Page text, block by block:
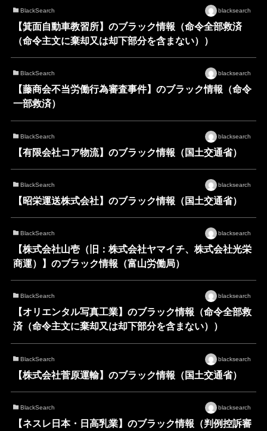
BlackSearch blacksearch
【箕面自動車教習所】のブラック情報（命令全部救済
（命令主文に棄却又は却下部分を含まない））
BlackSearch blacksearch
【藤商会不当労働行為審査事件】のブラック情報（命令
一部救済）
BlackSearch blacksearch
【有限会社コア物流】のブラック情報（国土交通省）
BlackSearch blacksearch
【昭栄運送株式会社】のブラック情報（国土交通省）
BlackSearch blacksearch
【株式会社山壱（旧：株式会社ヤマイチ、株式会社光栄
商運）】のブラック情報（富山労働局）
BlackSearch blacksearch
【オリエンタル写真工業】のブラック情報（命令全部救
済（命令主文に棄却又は却下部分を含まない））
BlackSearch blacksearch
【株式会社菅原運輸】のブラック情報（国土交通省）
BlackSearch blacksearch
【ネスレ日本・日高乳業】のブラック情報（判例控訴審